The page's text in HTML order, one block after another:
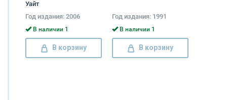
Уайт
Год издания: 2006
В наличии 1
В корзину
Год издания: 1991
В наличии 1
В корзину